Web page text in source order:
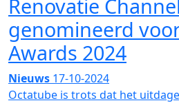
Renovatie
genomineerd
Awards 2024
Nieuws 17-10-2024
Octatube is trots dat het